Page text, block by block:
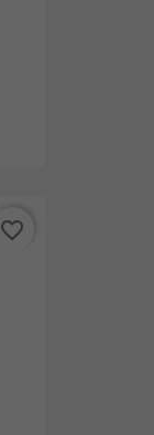
favorite_border